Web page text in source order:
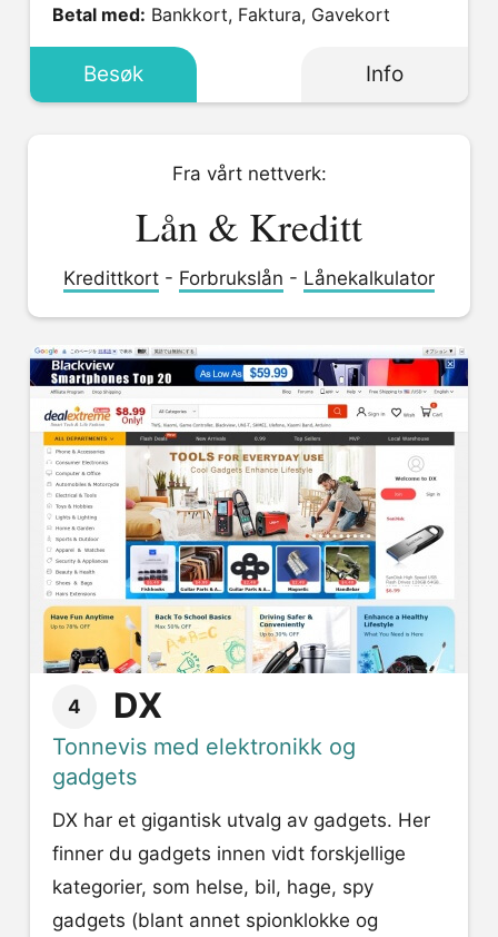
Betal med: Bankkort, Faktura, Gavekort
Besøk Info
Fra vårt nettverk:
Lån & Kreditt
Kredittkort - Forbrukslån - Lånekalkulator
4 DX
Tonnevis med elektronikk og
gadgets
DX har et gigantisk utvalg av gadgets. Her
finner du gadgets innen vidt forskjellige
kategorier, som helse, bil, hage, spy
gadgets (blant annet spionklokke og